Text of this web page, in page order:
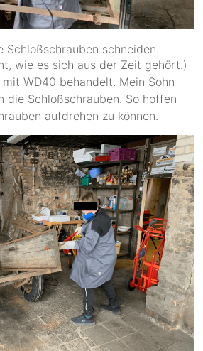
Schloßschrauben schneiden.
wie es sich aus der Zeit gehört.)
WD40 behandelt. Mein Sohn
die Schloßschrauben. So hoffen
aufdrehen zu können.